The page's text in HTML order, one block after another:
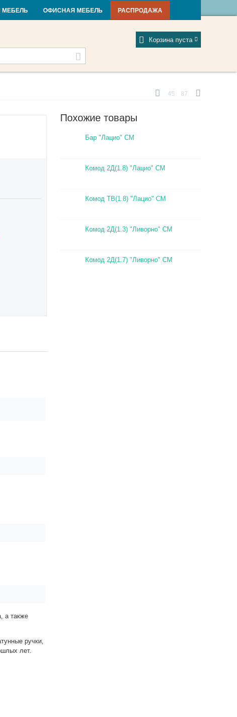
Мой профиль
и новости Фабрики Отзывы
Корзина пуста
МЕБЕЛЬ ОФИСНАЯ МЕБЕЛЬ РАСПРОДАЖА
45 87
а также
ручки,
лет.
Похожие товары
Бар "Лацио" СМ
Комод 2Д(1.8) "Лацио" СМ
Комод ТВ(1.8) "Лацио" СМ
Комод 2Д(1.3) "Ливорно" СМ
Комод 2Д(1.7) "Ливорно" СМ